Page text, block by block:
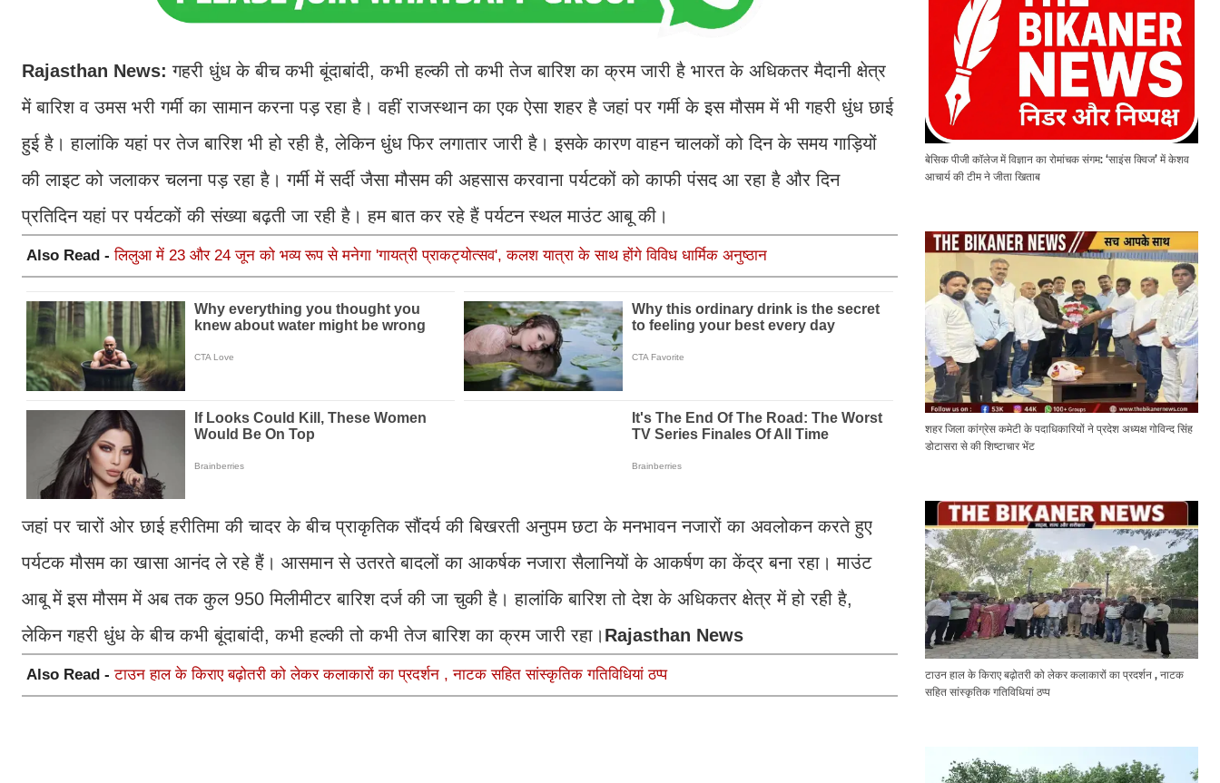
Rajasthan News:गहरी धुंध के बीच कभी बूंदाबांदी, कभी हल्की तो कभी तेज बारिश का क्रम जारी है भारत के अधिकतर मैदानी क्षेत्र
में बारिश व उमस भरी गर्मी का सामान करना पड़ रहा है। वहीं राजस्थान का एक ऐसा शहर है जहां पर गर्मी के इस मौसम में भी गहरी धुंध छाई
हुई है। हालांकि यहां पर तेज बारिश भी हो रही है, लेकिन धुंध फिर लगातार जारी है। इसके कारण वाहन चालकों को दिन के समय गाड़ियों
की लाइट को जलाकर चलना पड़ रहा है। गर्मी में सर्दी जैसा मौसम की अहसास करवाना पर्यटकों को काफी पंसद आ रहा है और दिन
प्रतिदिन यहां पर पर्यटकों की संख्या बढ़ती जा रही है। हम बात कर रहे हैं पर्यटन स्थल माउंट आबू की।
Also Read -लिलुआ में 23 और 24 जून को भव्य रूप से मनेगा 'गायत्री प्राकट्योत्सव', कलश यात्रा के साथ होंगे विविध धार्मिक अनुष्ठान
जहां पर चारों ओर छाई हरीतिमा की चादर के बीच प्राकृतिक सौंदर्य की बिखरती अनुपम छटा के मनभावन नजारों का अवलोकन करते हुए
पर्यटक मौसम का खासा आनंद ले रहे हैं। आसमान से उतरते बादलों का आकर्षक नजारा सैलानियों के आकर्षण का केंद्र बना रहा। माउंट
आबू में इस मौसम में अब तक कुल 950 मिलीमीटर बारिश दर्ज की जा चुकी है। हालांकि बारिश तो देश के अधिकतर क्षेत्र में हो रही है,
लेकिन गहरी धुंध के बीच कभी बूंदाबांदी, कभी हल्की तो कभी तेज बारिश का क्रम जारी रहा। Rajasthan News
Also Read -टाउन हाल के किराए बढ़ोतरी को लेकर कलाकारों का प्रदर्शन , नाटक सहित सांस्कृतिक गतिविधियां ठप्प
बेसिक पीजी कॉलेज में विज्ञान का रोमांचक संगम: ‘साइंस क्विज’ में केशव
आचार्य की टीम ने जीता खिताब
शहर जिला कांग्रेस कमेटी के पदाधिकारियों ने प्रदेश अध्यक्ष गोविन्द सिंह
डोटासरा से की शिष्टाचार भेंट
टाउन हाल के किराए बढ़ोतरी को लेकर कलाकारों का प्रदर्शन , नाटक
सहित सांस्कृतिक गतिविधियां ठप्प